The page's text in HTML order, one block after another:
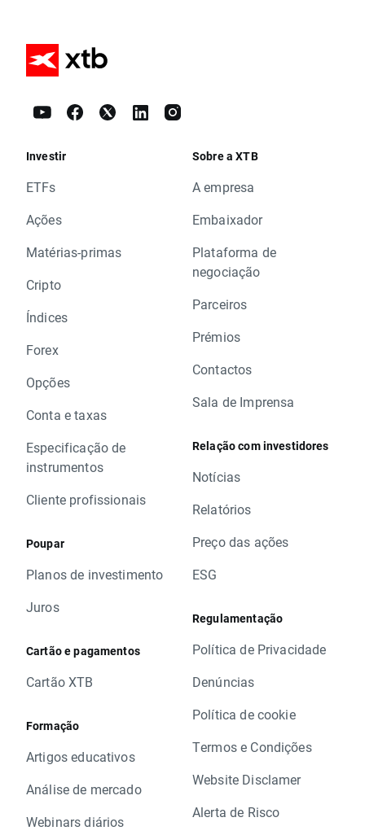
Investir
ETFs
Ações
Matérias-primas
Cripto
Índices
Forex
Opções
Conta e taxas
Especificação de
instrumentos
Cliente profissionais
Poupar
Planos de investimento
Juros
Cartão e pagamentos
Cartão XTB
Formação
Artigos educativos
Análise de mercado
Webinars diários
Sobre a XTB
A empresa
Embaixador
Plataforma de
negociação
Parceiros
Prémios
Contactos
Sala de Imprensa
Relação com investidores
Notícias
Relatórios
Preço das ações
ESG
Regulamentação
Política de Privacidade
Denúncias
Política de cookie
Termos e Condições
Website Disclamer
Alerta de Risco